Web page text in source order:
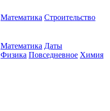
Математика Строительство
Математика Даты
Физика Повседневное Химия